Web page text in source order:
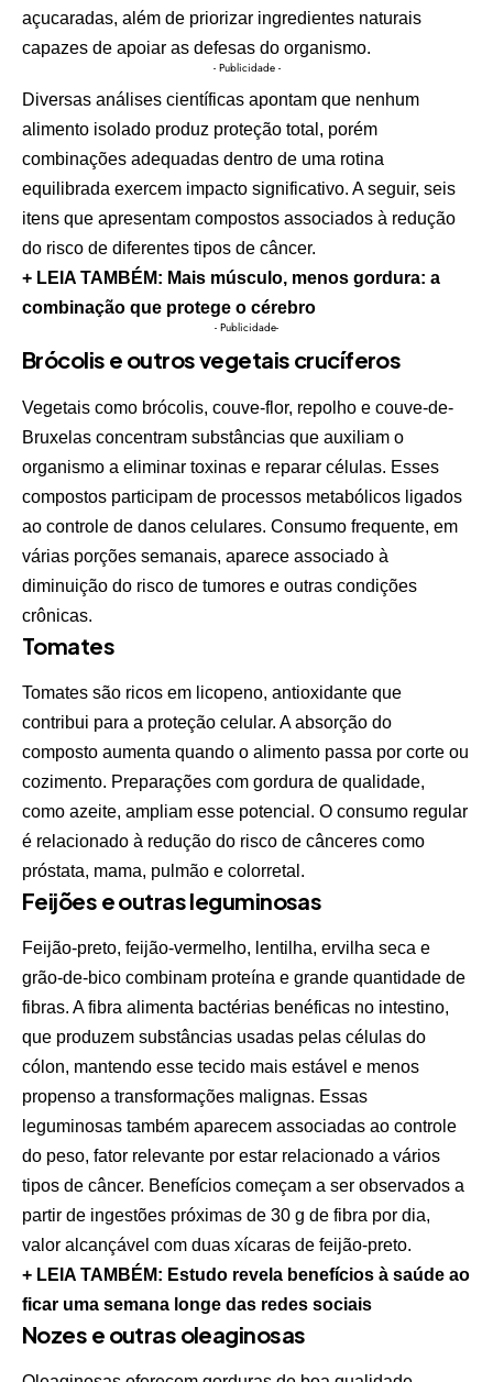
açucaradas, além de priorizar ingredientes naturais
capazes de apoiar as defesas do organismo.
- Publicidade -
Diversas análises científicas apontam que nenhum
alimento isolado produz proteção total, porém
combinações adequadas dentro de uma rotina
equilibrada exercem impacto significativo. A seguir, seis
itens que apresentam compostos associados à redução
do risco de diferentes tipos de câncer.
+ LEIA TAMBÉM: Mais músculo, menos gordura: a
combinação que protege o cérebro
- Publicidade-
Brócolis e outros vegetais crucíferos
Vegetais como brócolis, couve-flor, repolho e couve-de-
Bruxelas concentram substâncias que auxiliam o
organismo a eliminar toxinas e reparar células. Esses
compostos participam de processos metabólicos ligados
ao controle de danos celulares. Consumo frequente, em
várias porções semanais, aparece associado à
diminuição do risco de tumores e outras condições
crônicas.
Tomates
Tomates são ricos em licopeno, antioxidante que
contribui para a proteção celular. A absorção do
composto aumenta quando o alimento passa por corte ou
cozimento. Preparações com gordura de qualidade,
como azeite, ampliam esse potencial. O consumo regular
é relacionado à redução do risco de cânceres como
próstata, mama, pulmão e colorretal.
Feijões e outras leguminosas
Feijão-preto, feijão-vermelho, lentilha, ervilha seca e
grão-de-bico combinam proteína e grande quantidade de
fibras. A fibra alimenta bactérias benéficas no intestino,
que produzem substâncias usadas pelas células do
cólon, mantendo esse tecido mais estável e menos
propenso a transformações malignas. Essas
leguminosas também aparecem associadas ao controle
do peso, fator relevante por estar relacionado a vários
tipos de câncer. Benefícios começam a ser observados a
partir de ingestões próximas de 30 g de fibra por dia,
valor alcançável com duas xícaras de feijão-preto.
+ LEIA TAMBÉM: Estudo revela benefícios à saúde ao
ficar uma semana longe das redes sociais
Nozes e outras oleaginosas